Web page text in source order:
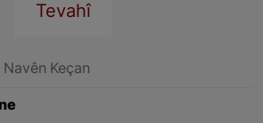
Tevahî
Navên Keçan